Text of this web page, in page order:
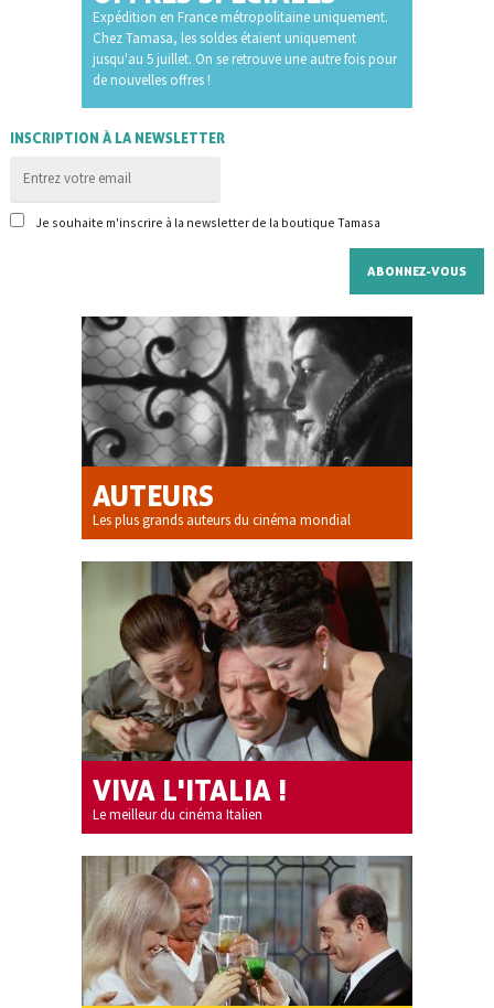
Expédition en France métropolitaine uniquement.
Chez Tamasa, les soldes étaient uniquement
jusqu'au 5 juillet. On se retrouve une autre fois pour
de nouvelles offres !
INSCRIPTION À LA NEWSLETTER
Je souhaite m'inscrire à la newsletter de la boutique Tamasa
AUTEURS
Les plus grands auteurs du cinéma mondial
VIVA L'ITALIA !
Le meilleur du cinéma Italien